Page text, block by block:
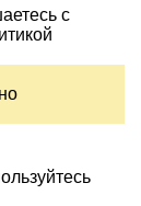
с